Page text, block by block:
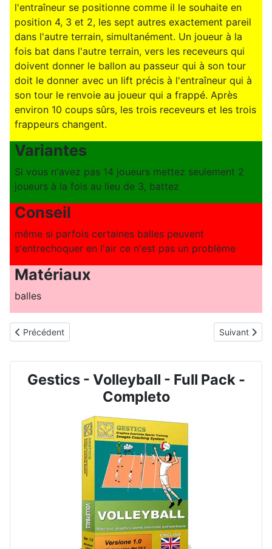
l'entraîneur se positionne comme il le souhaite en
position 4, 3 et 2, les sept autres exactement pareil
dans l'autre terrain, simultanément. Un joueur à la
fois bat dans l'autre terrain, vers les receveurs qui
doivent donner le ballon au passeur qui à son tour
doit le donner avec un lift précis à l'entraîneur qui à
son tour le renvoie au joueur qui a frappé. Après
environ 10 coups sûrs, les trois receveurs et les trois
frappeurs changent.
Variantes
Si vous n'avez pas 14 joueurs mettez seulement 2
joueurs à la fois au lieu de 3, battez
Conseil
même si parfois certaines balles peuvent
s'entrechoquer en l'air ce n'est pas un problème
Matériaux
balles
Article précédent : VOLLEYBALL - N° 2016 - Service et
Précédent Article
Suivant
Gestics - Volleyball - Full Pack -
Completo